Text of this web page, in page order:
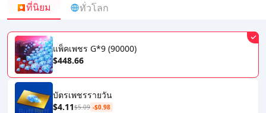
ที่นิยม ทั่วโลก
แพ็คเพชร G*9 (90000)
$448.66
บัตรเพชรรายวัน
$4.11$5.09 -$0.98